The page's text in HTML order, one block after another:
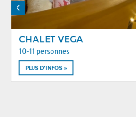
CHALET VEGA
10-11 personnes
PLUS D'INFOS »